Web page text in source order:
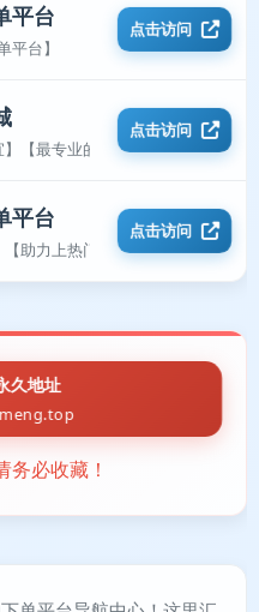
平台
平台】
点击访问
】【最专业的平台】
点击访问
平台
助力上热门】
点击访问
久地址
务必收藏！